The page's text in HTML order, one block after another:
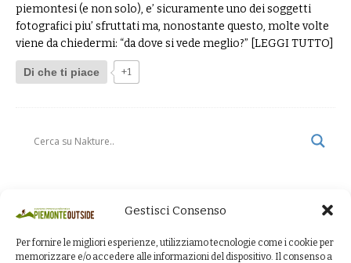
Gestisci Consenso
Per fornire le migliori esperienze, utilizziamo tecnologie come i cookie per
memorizzare e/o accedere alle informazioni del dispositivo. Il consenso a
piemontesi (e non solo), e’ sicuramente uno dei soggetti
fotografici piu’ sfruttati ma, nonostante questo, molte volte
viene da chiedermi: “da dove si vede meglio?” [LEGGI TUTTO]
Di che ti piace +1